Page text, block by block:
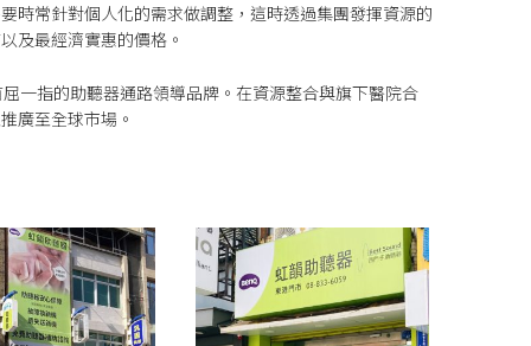
時常針對個人化的需求做調整，這時透過集團發揮資源的
及最經濟實惠的價格。
一指的助聽器通路領導品牌。在資源整合與旗下醫院合
廣至全球市場。